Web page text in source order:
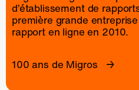
d’établissement de
première grande
rapport en ligne en 2010.
100 ans de Migros